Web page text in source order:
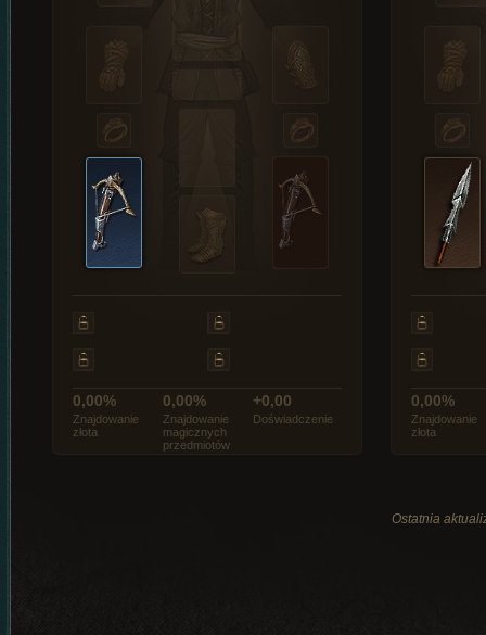
0,00%
Znajdowanie
złota
0,00%
Znajdowanie
magicznych
przedmiotów
+0,00
Doświadczenie
0,00%
Znajdowanie
złota
Ostatnia